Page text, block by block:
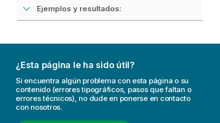
Ejemplos y resultados:
¿Esta página le ha sido útil?
Si encuentra algún problema con esta página o su
contenido (errores tipográficos, pasos que faltan o
errores técnicos), no dude en ponerse en contacto
con nosotros.